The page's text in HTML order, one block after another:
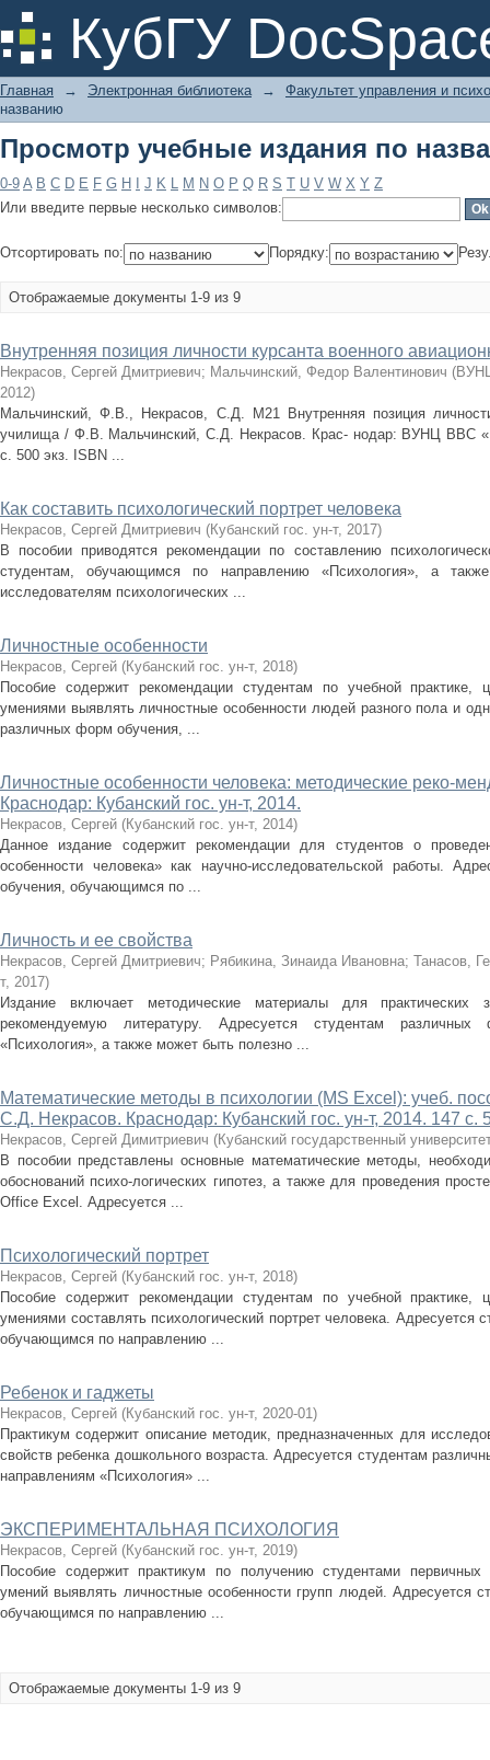
КубГУ
Просмотр учебные издания по
Главная → Электронная библиотека →
Факультет управления и
названию
Просмотр учебные издания по
0-9 A B C D E F G H J K L M N O P Q R S T U V W X Y Z
Или введите первые несколько символов:
Отсортировать по: Порядку:
Отображаемые документы 1-9 из 9
Внутренняя позиция личности курсанта военного
Некрасов, Сергей Дмитриевич; Мальчинский, Федор Валентинович (
2012)
Мальчинский, Ф.В., Некрасов, С.Д. М21 Внутренняя позиция
училища / Ф.В. Мальчинский, С.Д. Некрасов. Крас- нодар: ВУНЦ ВВС
с. 500 экз. ISBN ...
Как составить психологический портрет человека
Некрасов, Сергей Дмитриевич (Кубанский гос. ун-т, 2017)
В пособии приводятся рекомендации по составлению
студентам, обучающимся по направлению «Психология», а
исследователям психологических ...
Личностные особенности
Некрасов, Сергей (Кубанский гос. ун-т, 2018)
Пособие содержит рекомендации студентам по учебной практике,
умениями выявлять личностные особенности людей разного пола и
различных форм обучения, ...
Личностные особенности человека: методические реко-
Краснодар: Кубанский гос. ун-т, 2014.
Некрасов, Сергей (Кубанский гос. ун-т, 2014)
Данное издание содержит рекомендации для студентов о
особенности человека» как научно-исследовательской работы.
обучения, обучающимся по ...
Личность и ее свойства
Некрасов, Сергей Дмитриевич; Рябикина, Зинаида Ивановна; Танасов,
т, 2017)
Издание включает методические материалы для практических
рекомендуемую литературу. Адресуется студентам
«Психология», а также может быть полезно ...
Математические методы в психологии (MS Excel): учеб.
С.Д. Некрасов. Краснодар: Кубанский гос. ун-т, 2014. 147 с.
Некрасов, Сергей Димитриевич (Кубанский государственный университет
В пособии представлены основные математические методы,
обоснований психо-логических гипотез, а также для проведения
Office Excel. Адресуется ...
Психологический портрет
Некрасов, Сергей (Кубанский гос. ун-т, 2018)
Пособие содержит рекомендации студентам по учебной практике,
умениями составлять психологический портрет человека.
обучающимся по направлению ...
Ребенок и гаджеты
Некрасов, Сергей (Кубанский гос. ун-т, 2020-01)
Практикум содержит описание методик, предназначенных для
свойств ребенка дошкольного возраста. Адресуется студентам
направлениям «Психология» ...
ЭКСПЕРИМЕНТАЛЬНАЯ ПСИХОЛОГИЯ
Некрасов, Сергей (Кубанский гос. ун-т, 2019)
Пособие содержит практикум по получению студентами
умений выявлять личностные особенности групп людей. Адресуется
обучающимся по направлению ...
Отображаемые документы 1-9 из 9